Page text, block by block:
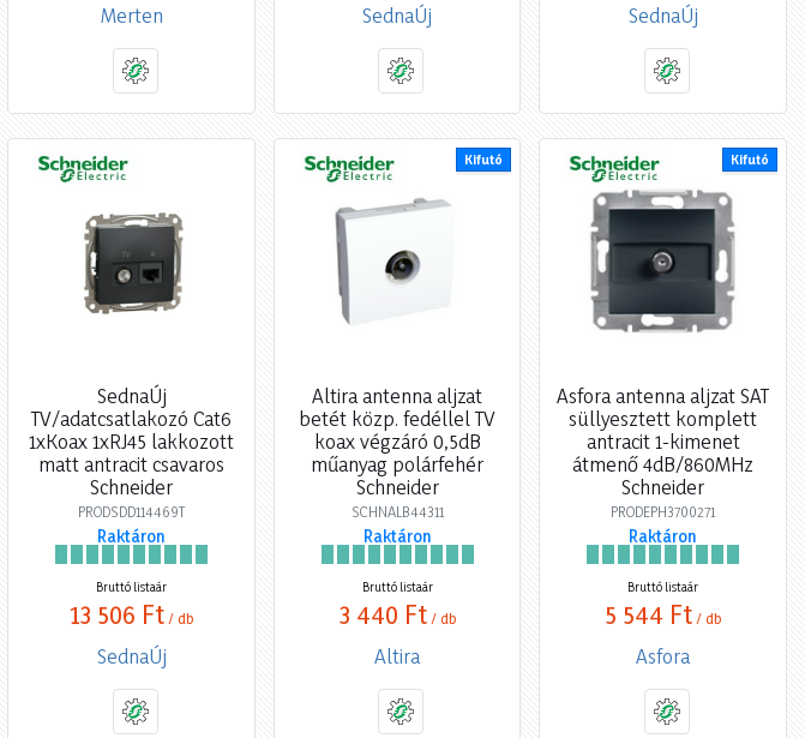
Merten SednaÚj SednaÚj
SednaÚj
TV/adatcsatlakozó Cat6
1xKoax 1xRJ45 lakkozott
matt antracit csavaros
Schneider
PRODSDD114469T
Raktáron
Bruttó listaár
13 506 Ft / db
SednaÚj
Kifutó
Altira antenna aljzat
betét közp. fedéllel TV
koax végzáró 0,5dB
műanyag polárfehér
Schneider
SCHNALB44311
Raktáron
Bruttó listaár
3 440 Ft / db
Altira
Kifutó
Asfora antenna aljzat SAT
süllyesztett komplett
antracit 1-kimenet
átmenő 4dB/860MHz
Schneider
PRODEPH3700271
Raktáron
Bruttó listaár
5 544 Ft / db
Asfora